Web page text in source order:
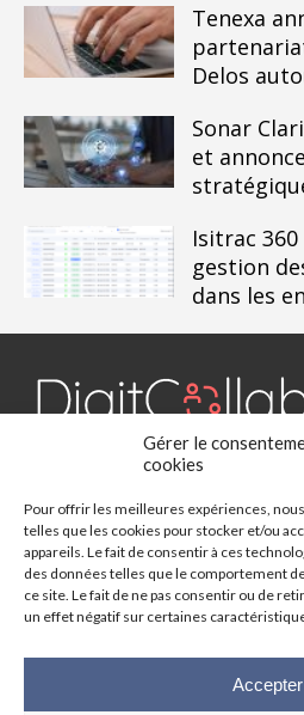
Gérer le
cookies
Pour offrir les meilleures expériences,
telles que les cookies pour stocker et/ou
appareils. Le fait de consentir à ces
des données telles que le comportement
ce site. Le fait de ne pas consentir ou de
un effet négatif sur certaines
Accepter
Tenexa
Delos
Sonar
et
Isitrac
gestion
dans les
Digit Collab est un média dédié aux
des études, des évènements, des
du secteur. Retrouvez toutes les
des outils collaboratifs.
Vous cherchez quelque chose ?